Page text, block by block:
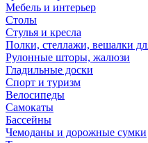
Мебель и интерьер
Столы
Стулья и кресла
Полки, стеллажи, вешалки
Рулонные шторы, жалюзи
Гладильные доски
Спорт и туризм
Велосипеды
Самокаты
Бассейны
Чемоданы и дорожные сумки